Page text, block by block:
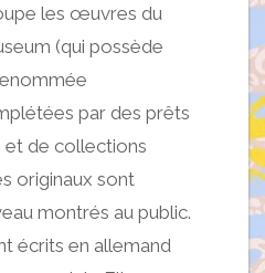
les œuvres du
(qui possède
par des prêts
et de collections
originaux sont
montrés au public.
écrits en allemand